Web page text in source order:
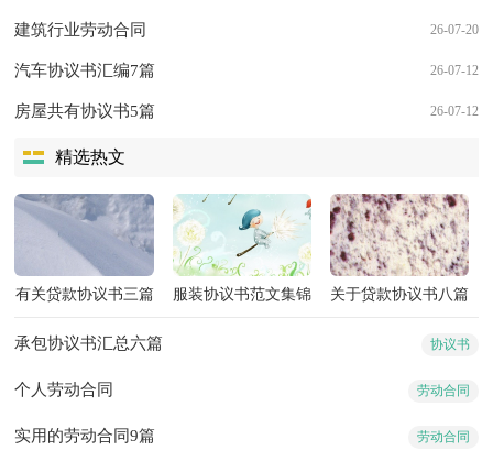
26-07-20
建筑行业劳动合同
26-07-12
汽车协议书汇编7篇
26-07-12
房屋共有协议书5篇
精选热文
有关贷款协议书三篇
服装协议书范文集锦
关于贷款协议书八篇
协议书
承包协议书汇总六篇
劳动合同
个人劳动合同
劳动合同
实用的劳动合同9篇